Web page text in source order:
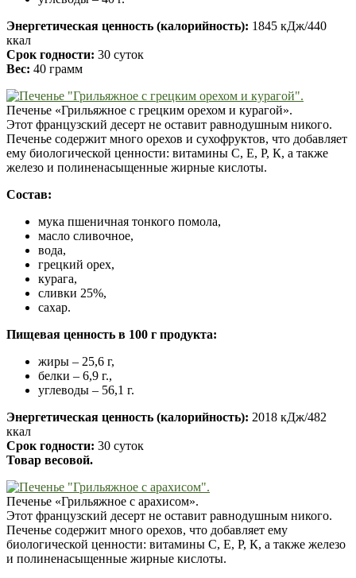
Энергетическая ценность (калорийность): 1845 кДж/440
ккал
Срок годности: 30 суток
Вес: 40 грамм
Печенье «Грильяжное с грецким орехом и курагой».
Этот французский десерт не оставит равнодушным никого.
Печенье содержит много орехов и сухофруктов, что добавляет
ему биологической ценности: витамины С, Е, Р, К, а также
железо и полиненасыщенные жирные кислоты.
Состав:
мука пшеничная тонкого помола,
масло сливочное,
вода,
грецкий орех,
курага,
сливки 25%,
сахар.
Пищевая ценность в 100 г продукта:
жиры – 25,6 г,
белки – 6,9 г.,
углеводы – 56,1 г.
Энергетическая ценность (калорийность): 2018 кДж/482
ккал
Срок годности: 30 суток
Товар весовой.
Печенье «Грильяжное с арахисом».
Этот французский десерт не оставит равнодушным никого.
Печенье содержит много орехов, что добавляет ему
биологической ценности: витамины С, Е, Р, К, а также железо
и полиненасыщенные жирные кислоты.